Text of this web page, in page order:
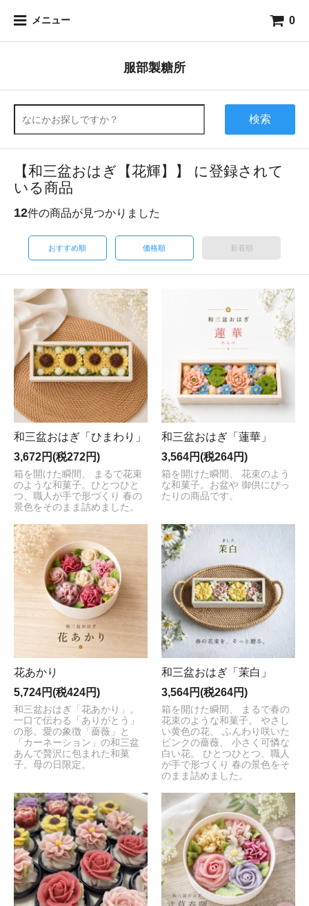
メニュー 0
服部製糖所
検索
【和三盆おはぎ【花輝】】 に登録されて
いる商品
12件の商品が見つかりました
おすすめ順 価格順 新着順
和三盆おはぎ「ひまわり」
3,672円(税272円)
箱を開けた瞬間、 まるで花束
のような和菓子。ひとつひと
つ、職人が手で形づくり 春の
景色をそのまま詰めました。
和三盆おはぎ「蓮華」
3,564円(税264円)
箱を開けた瞬間、 花束のよう
な和菓子。お盆や 御供にぴっ
たりの商品です。
花あかり
5,724円(税424円)
和三盆おはぎ「花あかり」。
一口で伝わる「ありがとう」
の形。愛の象徴「薔薇」と
「カーネーション」の和三盆
あんで贅沢に包まれた和菓
子。母の日限定。
和三盆おはぎ「茉白」
3,564円(税264円)
箱を開けた瞬間、 まるで春の
花束のような和菓子。 やさし
い黄色の花、 ふんわり咲いた
ピンクの薔薇、 小さく可憐な
白い花。 ひとつひとつ、職人
が手で形づくり 春の景色をそ
のまま詰めました。